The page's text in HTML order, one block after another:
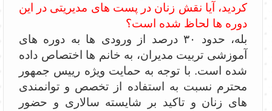
کردید، آیا نقش زنان در پست های مدیریتی در این
دوره ها لحاظ شده است؟
بله، حدود ۳۰ درصد از ورودی ها به دوره های
آموزشی تربیت مدیران، به خانم ها اختصاص داده
شده است. با توجه به حمایت ویژه رییس جمهور
محترم نسبت به استفاده از تخصص و توانمندی
های زنان و تاکید بر شایسته سالاری و حضور